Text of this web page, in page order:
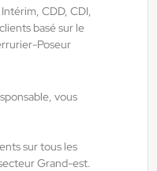
CDD, CDI,
basé sur le
Poseur
vous
sur tous les
Grand-est.